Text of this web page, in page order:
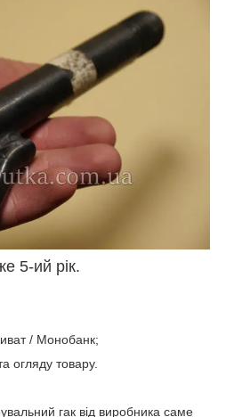
5-ий рік.
/ Монобанк;
огляду товару.
гак від виробника саме